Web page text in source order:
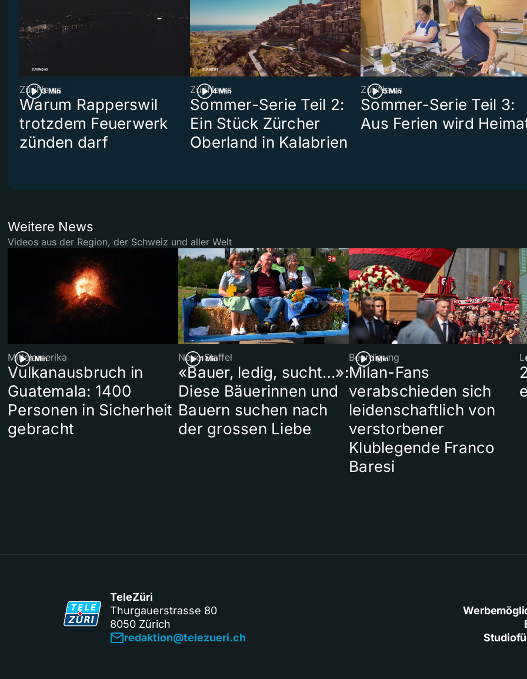
3 Min
ZüriNews
Warum Rapperswil
trotzdem Feuerwerk
zünden darf
4 Min
ZüriNews
Sommer-Serie Teil 2:
Ein Stück Zürcher
Oberland in Kalabrien
5 Min
ZüriNews
Sommer-Serie Teil 3:
Aus Ferien wird
Weitere News
Videos aus der Region, der Schweiz und aller Welt
1 Min
Mittelamerika
Vulkanausbruch in
Guatemala: 1400
Personen in Sicherheit
gebracht
1 Min
Neue Staffel
«Bauer, ledig, sucht…»:
Diese Bäuerinnen und
Bauern suchen nach
der grossen Liebe
1 Min
Beerdigung
Milan-Fans
verabschieden sich
leidenschaftlich von
verstorbener
Klublegende Franco
Baresi
TeleZüri
Thurgauerstrasse 80
8050 Zürich
redaktion@telezueri.ch